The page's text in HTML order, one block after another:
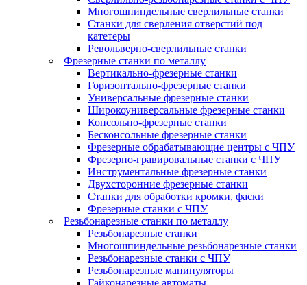
Многошпиндельные сверлильные станки
Станки для сверления отверстий под
катетеры
Револьверно-сверлильные станки
Фрезерные станки по металлу
Вертикально-фрезерные станки
Горизонтально-фрезерные станки
Универсальные фрезерные станки
Широкоуниверсальные фрезерные станки
Консольно-фрезерные станки
Бесконсольные фрезерные станки
Фрезерные обрабатывающие центры с ЧПУ
Фрезерно-гравировальные станки с ЧПУ
Инструментальные фрезерные станки
Двухсторонние фрезерные станки
Станки для обработки кромки, фаски
Фрезерные станки с ЧПУ
Резьбонарезные станки по металлу
Резьбонарезные станки
Многошпиндельные резьбонарезные станки
Резьбонарезные станки с ЧПУ
Резьбонарезные манипуляторы
Гайконарезные автоматы